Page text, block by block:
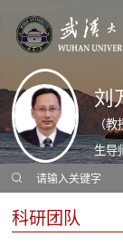
刘
（教
生导
科研团队